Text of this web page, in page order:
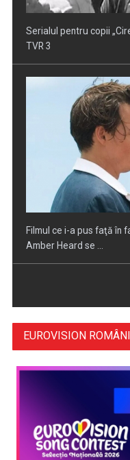
Filmul ce i-a pus faţă în
Amber Heard se ...
În inima gigantului
Gaulle, la TVR 1
Sorin Istrail, românul
mileniului, într-un ...
EUROVISION